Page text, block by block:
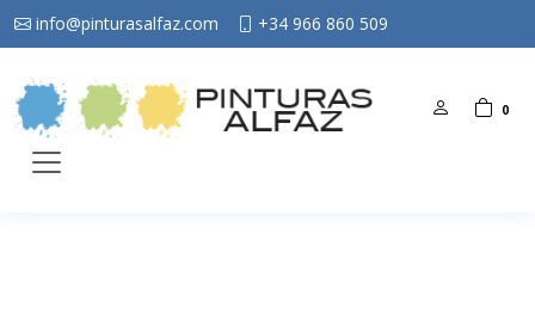
info@pinturasalfaz.com +34 966 860 509
0